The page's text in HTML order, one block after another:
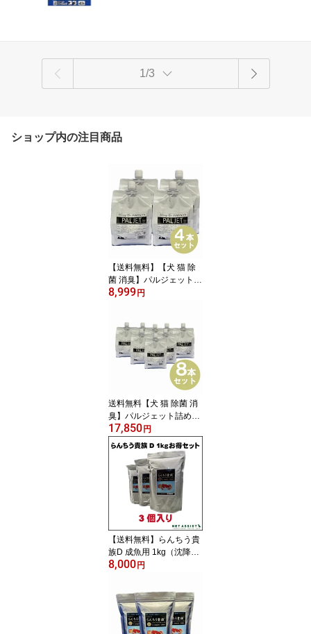
1/3
ショップ内の注目商品
【送料無料】【犬 猫 除
菌 消臭】パルジェット詰
め替え 4個セット (1000
8,999円
送料無料【犬 猫 除菌 消
臭】パルジェット詰め替
え 8個セット (1000ml×8
【犬用品】【猫用品】
【小動物】
17,850円
【送料無料】らんちう貴
族D 成魚用 1kg（沈降性)
3個セット【金魚フー
8,000円